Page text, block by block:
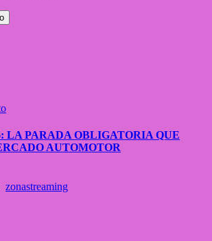
LA PARADA OBLIGATORIA QUE
AUTOMOTOR
zonastreaming